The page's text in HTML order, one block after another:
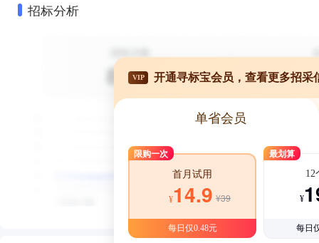
招标分析
VIP 开通寻标宝会员，查看更多招采
单省会员
限购一次
首月试用
¥14.9 ¥39
每日仅0.48元
最划算
12
¥
每日